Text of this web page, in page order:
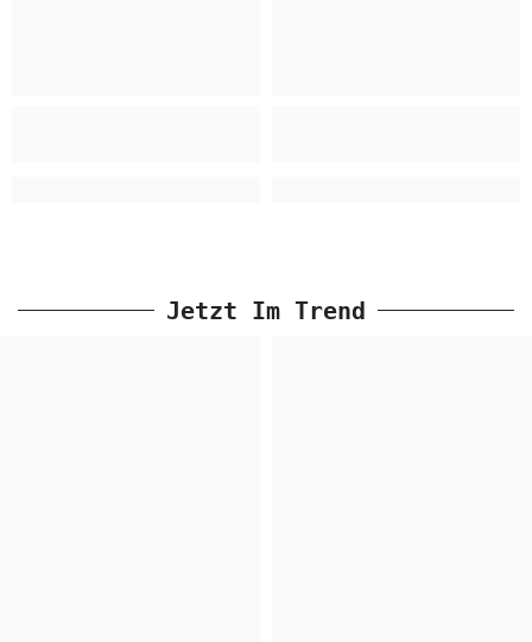
Jetzt Im Trend